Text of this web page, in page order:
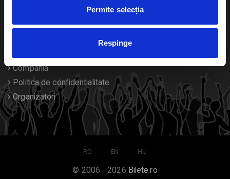
Permite selecția
Respinge
Contact
Compania
Politica de confidentialitate
Organizatori
RO EN HU
© 2006 - 2026 Bilete.ro